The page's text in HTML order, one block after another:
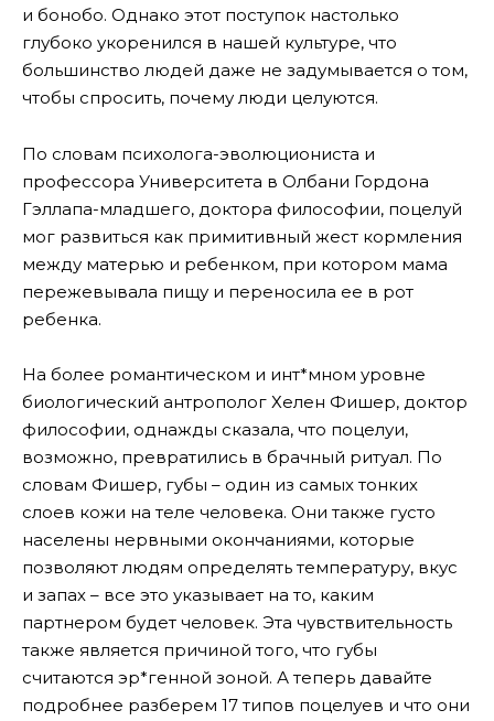
и бонобо. Однако этот поступок настолько
глубоко укоренился в нашей культуре, что
большинство людей даже не задумывается о том,
чтобы спросить, почему люди целуются.
По словам психолога-эволюциониста и
профессора Университета в Олбани Гордона
Гэллапа-младшего, доктора философии, поцелуй
мог развиться как примитивный жест кормления
между матерью и ребенком, при котором мама
пережевывала пищу и переносила ее в рот
ребенка.
На более романтическом и инт*мном уровне
биологический антрополог Хелен Фишер, доктор
философии, однажды сказала, что поцелуи,
возможно, превратились в брачный ритуал. По
словам Фишер, губы – один из самых тонких
слоев кожи на теле человека. Они также густо
населены нервными окончаниями, которые
позволяют людям определять температуру, вкус
и запах – все это указывает на то, каким
партнером будет человек. Эта чувствительность
также является причиной того, что губы
считаются эр*генной зоной. А теперь давайте
подробнее разберем 17 типов поцелуев и что они